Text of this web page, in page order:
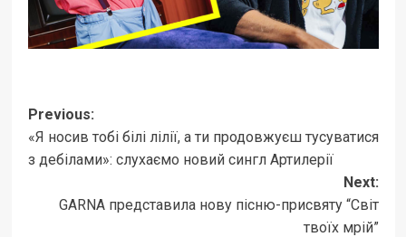
Post
navigation
Previous:
«Я носив тобі білі лілії, а ти продовжуєш тусуватися
з дебілами»: слухаємо новий сингл Артилерії
Next:
GARNA представила нову пісню-присвяту “Світ
твоїх мрій”